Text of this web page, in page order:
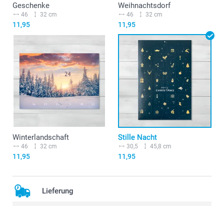
Geschenke
46 32 cm
11,95
Weihnachtsdorf
46 32 cm
11,95
Winterlandschaft
46 32 cm
11,95
Stille Nacht
30,5 45,8 cm
11,95
Lieferung